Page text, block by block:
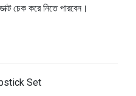
চেক করে নিতে পারবেন।
Set